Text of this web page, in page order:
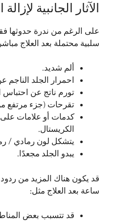
الآثار الجانبية
على الرغم من ندرة حدوثها
سلبية محتملة بعد العلاج
ألم شديد.
احمرار الجلد الناجم
تورم ناتج عن احتباس
تقرحات (جزء مرتفع
كدمات أو علامات
الكريستال.
يتشكل لون رمادي /
يبدو الجلد مجعدًا.
ساعة بعد العلاج مثل:
قد تتسبب بعض